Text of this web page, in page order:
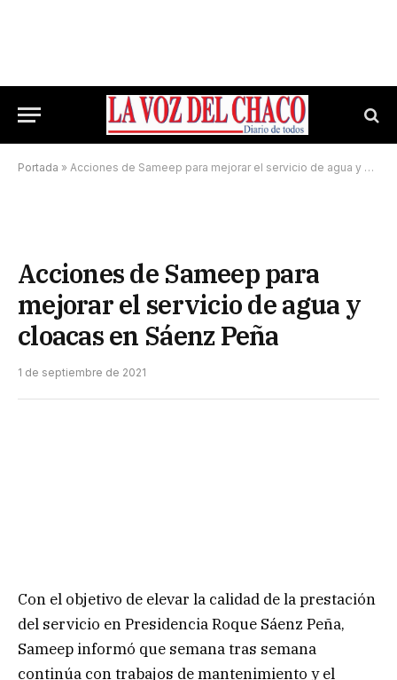
Portada » Acciones de Sameep para mejorar el servicio de agua y cloacas en Sáenz Peña
Acciones de Sameep para
mejorar el servicio de agua y
cloacas en Sáenz Peña
1 de septiembre de 2021
Con el objetivo de elevar la calidad de la prestación
del servicio en Presidencia Roque Sáenz Peña,
Sameep informó que semana tras semana
continúa con trabajos de mantenimiento y el